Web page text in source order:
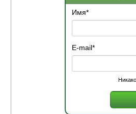
Имя*
E-mail*